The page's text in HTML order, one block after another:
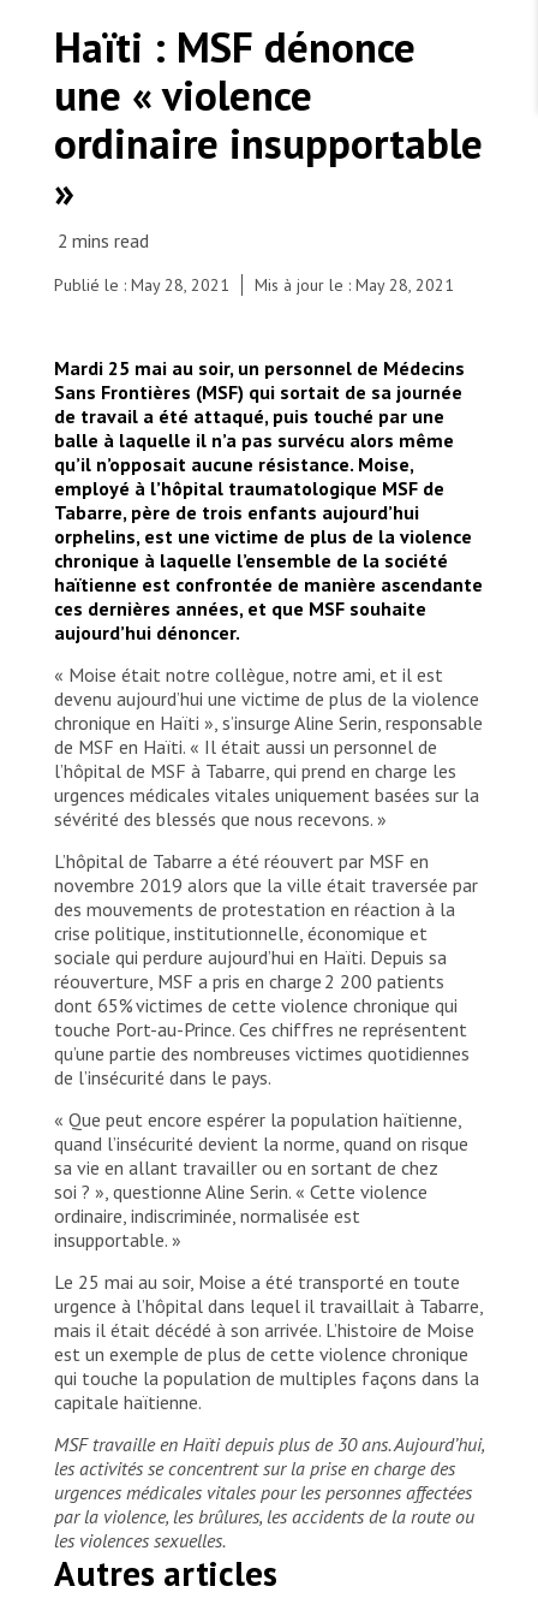
Les États négligent leur obligation de protéger les
personnes civiles et les services de santé en temps
de guerre
Urgence Ebola
Séismes au Venezuela : conséquences et intervention
de MSF
Dons des fondations
Partenariat d’entreprise
Les Amis de MSF
Travailler avec MSF
Travailler à l’étranger
Travailler au Canada
Nous recrutons : Logisticien ou logisticienne
technique
Martissant, Port-au-Prince. Frescoes remind the
population of the prohibition to enter with
weapons in the emergency center. The carrying of
weapons is common in this neighborhood.
© Samira Loulidi/MSF
Haïti : MSF dénonce
une « violence
ordinaire insupportable
»
Publié le : May 28, 2021 Mis à jour le : May 28, 2021
Mardi 25 mai au soir, un personnel de Médecins
Sans Frontières (MSF) qui sortait de sa journée
de travail a été attaqué, puis touché par une
balle à laquelle il n’a pas survécu alors même
qu’il n’opposait aucune résistance. Moise,
employé à l’hôpital traumatologique MSF de
Tabarre, père de trois enfants aujourd’hui
orphelins, est une victime de plus de la violence
chronique à laquelle l’ensemble de la société
haïtienne est confrontée de manière ascendante
ces dernières années, et que MSF souhaite
aujourd’hui dénoncer.
« Moise était notre collègue, notre ami, et il est
devenu aujourd’hui une victime de plus de la violence
chronique en Haïti », s’insurge Aline Serin, responsable
de MSF en Haïti. « Il était aussi un personnel de
l’hôpital de MSF à Tabarre, qui prend en charge les
urgences médicales vitales uniquement basées sur la
sévérité des blessés que nous recevons. »
L’hôpital de Tabarre a été réouvert par MSF en
novembre 2019 alors que la ville était traversée par
des mouvements de protestation en réaction à la
crise politique, institutionnelle, économique et
sociale qui perdure aujourd’hui en Haïti. Depuis sa
réouverture, MSF a pris en charge 2 200 patients
dont 65% victimes de cette violence chronique qui
touche Port-au-Prince. Ces chiffres ne représentent
qu’une partie des nombreuses victimes quotidiennes
de l’insécurité dans le pays.
« Que peut encore espérer la population haïtienne,
quand l’insécurité devient la norme, quand on risque
sa vie en allant travailler ou en sortant de chez
soi ? », questionne Aline Serin. « Cette violence
ordinaire, indiscriminée, normalisée est
insupportable. »
Le 25 mai au soir, Moise a été transporté en toute
urgence à l’hôpital dans lequel il travaillait à Tabarre,
mais il était décédé à son arrivée. L’histoire de Moise
est un exemple de plus de cette violence chronique
qui touche la population de multiples façons dans la
capitale haïtienne.
MSF travaille en Haïti depuis plus de 30 ans. Aujourd’hui,
les activités se concentrent sur la prise en charge des
urgences médicales vitales pour les personnes affectées
par la violence, les brûlures, les accidents de la route ou
les violences sexuelles.
Autres articles